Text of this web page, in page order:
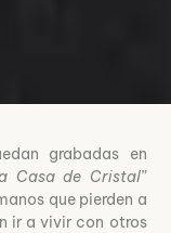
grabadas en
Casa de Cristal”
que pierden a
ir a vivir con otros